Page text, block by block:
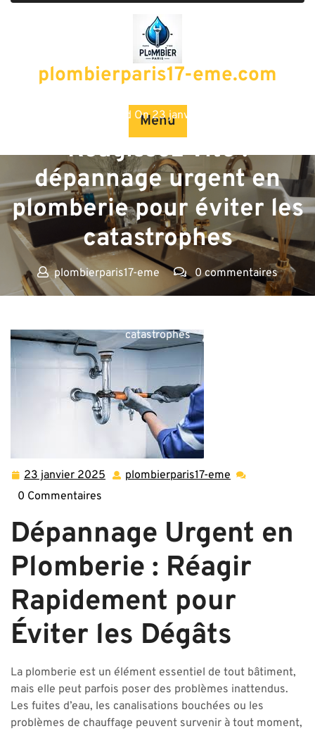
plombierparis17-eme.com
Menu
Posted On 23 janvier 2025
Réagissez vite :
dépannage urgent en
plomberie pour éviter les
catastrophes
plombierparis17-eme
0 commentaires
catastrophes
23 janvier 2025 23 plombierparis17-eme plombierparis17-
0 Commentaires
Dépannage Urgent en
Plomberie : Réagir
Rapidement pour
Éviter les Dégâts
La plomberie est un élément essentiel de tout bâtiment,
mais elle peut parfois poser des problèmes inattendus.
Les fuites d’eau, les canalisations bouchées ou les
problèmes de chauffage peuvent survenir à tout moment,